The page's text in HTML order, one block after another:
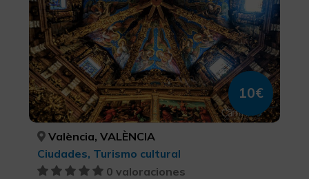
10€
València, VALÈNCIA
Ciudades, Turismo cultural
0 valoraciones